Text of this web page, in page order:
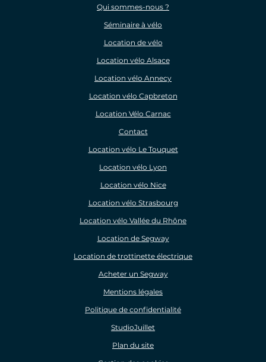
Qui sommes-nous ?
Séminaire à vélo
Location de vélo
Location vélo Alsace
Location vélo Annecy
Location vélo Capbreton
Location Vélo Carnac
Contact
Location vélo Le Touquet
Location vélo Lyon
Location vélo Nice
Location vélo Strasbourg
Location vélo Vallée du Rhône
Location de Segway
Location de trottinette électrique
Acheter un Segway
Mentions légales
Politique de confidentialité
StudioJuillet
Plan du site